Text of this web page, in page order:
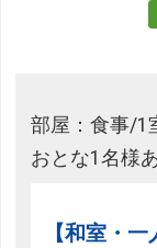
部屋：食事/1
おとな1名様
【和室・